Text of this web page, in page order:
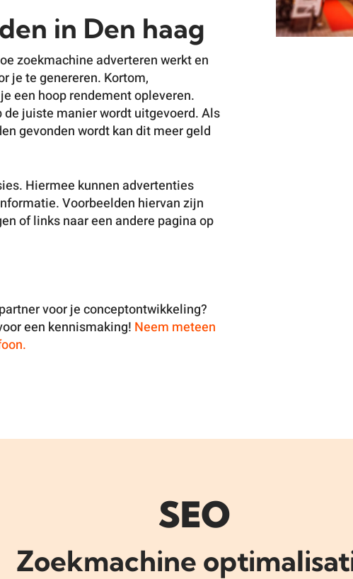
in Den haag
zoekmachine adverteren werkt en
je te genereren. Kortom,
een hoop rendement opleveren.
juiste manier wordt uitgevoerd. Als
gevonden wordt kan dit meer geld
Hiermee kunnen advertenties
Voorbeelden hiervan zijn
of links naar een andere pagina op
voor je conceptontwikkeling?
een kennismaking! Neem meteen
SEO
Zoekmachine